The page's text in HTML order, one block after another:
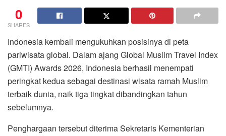
0
SHARES
Indonesia kembali mengukuhkan posisinya di peta
pariwisata global. Dalam ajang Global Muslim Travel Index
(GMTI) Awards 2026, Indonesia berhasil menempati
peringkat kedua sebagai destinasi wisata ramah Muslim
terbaik dunia, naik tiga tingkat dibandingkan tahun
sebelumnya.
Penghargaan tersebut diterima Sekretaris Kementerian